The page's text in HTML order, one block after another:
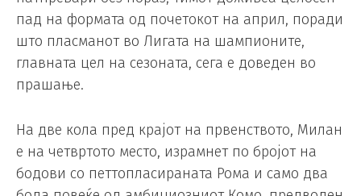
пад на формата од почетокот на април, поради
што пласманот во Лигата на шампионите,
главната цел на сезоната, сега е доведен во
прашање.
На две кола пред крајот на првенството, Милан
е на четвртото место, израмнет по бројот на
бодови со петтопласираната Рома и само два